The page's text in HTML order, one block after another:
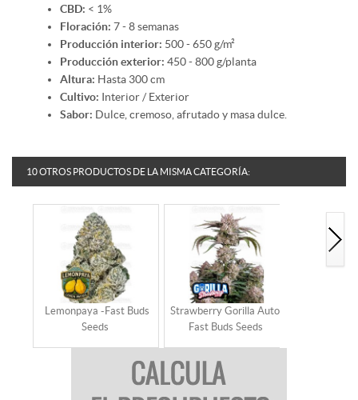
CBD: < 1%
Floración: 7 - 8 semanas
Producción interior: 500 - 650 g/m²
Producción exterior: 450 - 800 g/planta
Altura: Hasta 300 cm
Cultivo: Interior / Exterior
Sabor: Dulce, cremoso, afrutado y masa dulce.
10 OTROS PRODUCTOS DE LA MISMA CATEGORÍA:
Lemonpaya -Fast Buds
Seeds
Strawberry Gorilla Auto -
Fast Buds Seeds